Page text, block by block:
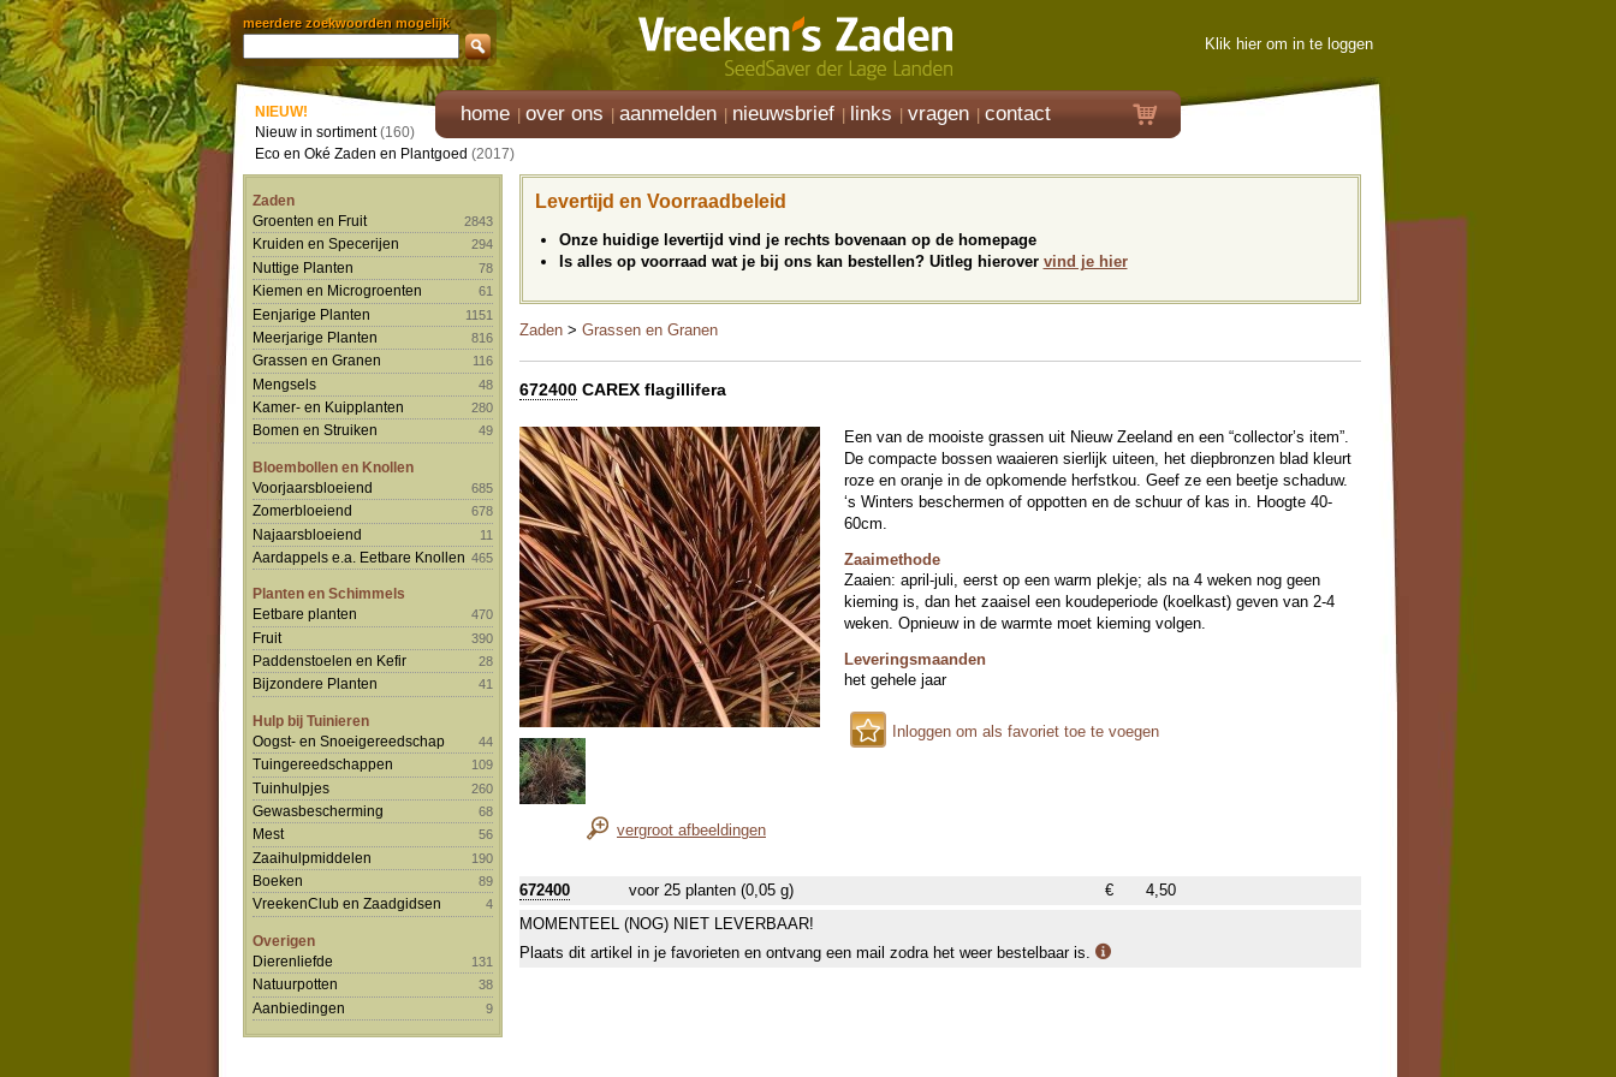
meerdere zoekwoorden mogelijk
Klik hier om in te loggen
home over ons aanmelden nieuwsbrief links vragen contact
NIEUW!
Nieuw in sortiment(160)
Eco en Oké Zaden en Plantgoed (2017)
Zaden
Groenten en Fruit
2843
Kruiden en Specerijen 294
Nuttige Planten 78
Kiemen en Microgroenten 61
Eenjarige Planten 1151
Meerjarige Planten 816
Grassen en Granen 116
Mengsels 48
Kamer- en Kuipplanten 280
Bomen en Struiken 49
Bloembollen en Knollen
Voorjaarsbloeiend
685
Zomerbloeiend 678
Najaarsbloeiend 11
Aardappels e.a. Eetbare Knollen 465
Planten en Schimmels
Eetbare planten
470
Fruit 390
Paddenstoelen en Kefir 28
Bijzondere Planten 41
Hulp bij Tuinieren
Oogst- en Snoeigereedschap
44
Tuingereedschappen 109
Tuinhulpjes 260
Gewasbescherming 68
Mest 56
Zaaihulpmiddelen 190
Boeken 89
VreekenClub en Zaadgidsen 4
Overigen
Dierenliefde
131
Natuurpotten 38
Aanbiedingen 9
Levertijd en Voorraadbeleid
Onze huidige levertijd vind je rechts bovenaan op de homepage
Is alles op voorraad wat je bij ons kan bestellen? Uitleg hierover vind je hier
Zaden > Grassen en Granen
672400 CAREX flagillifera
vergroot afbeeldingen
Een van de mooiste grassen uit Nieuw Zeeland en een “collector’s item”.
De compacte bossen waaieren sierlijk uiteen, het diepbronzen blad kleurt
roze en oranje in de opkomende herfstkou. Geef ze een beetje schaduw.
‘s Winters beschermen of oppotten en de schuur of kas in. Hoogte 40-
60cm.
Zaaimethode
Zaaien: april-juli, eerst op een warm plekje; als na 4 weken nog geen
kieming is, dan het zaaisel een koudeperiode (koelkast) geven van 2-4
weken. Opnieuw in de warmte moet kieming volgen.
Leveringsmaanden
het gehele jaar
Inloggen om als favoriet toe te voegen
672400 voor 25 planten (0,05 g) €
4,50
MOMENTEEL (NOG) NIET LEVERBAAR!
Plaats dit artikel in je favorieten en ontvang een mail zodra het weer bestelbaar is.